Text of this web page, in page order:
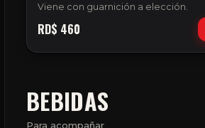
Viene con guarnición a elección.
RD$ 460
BEBIDAS
Para acompañar